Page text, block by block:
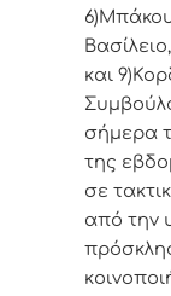
και
σήμερα
της
σε
από τηv